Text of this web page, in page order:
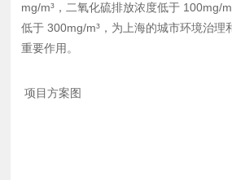
mg/m³，二氧化硫排放浓度低于 100mg/
低于 300mg/m³，为上海的城市环境治理
重要作用。
项目方案图